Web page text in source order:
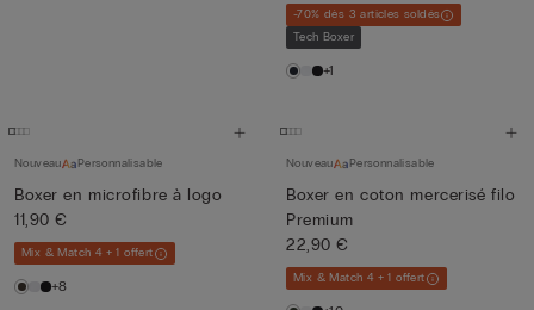
-70% dès 3 articles soldés
Tech Boxer
+1
Nouveau Personnalisable
Boxer en microfibre à logo
11,90 €
Mix & Match 4 + 1 offert
+8
Nouveau Personnalisable
Boxer en coton mercerisé filo
Premium
22,90 €
Mix & Match 4 + 1 offert